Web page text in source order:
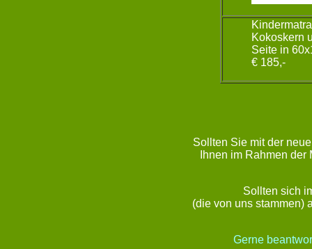
Kokoskern
Seite in
€ 185,-
Sollten Sie mit der
Ihnen im Rahmen
Sollten sich
(die von uns stammen)
Gerne